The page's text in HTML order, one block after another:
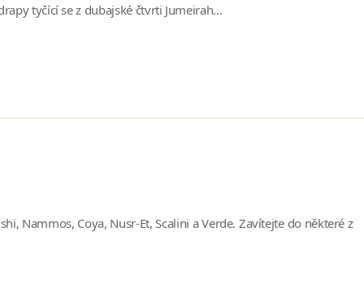
tyčící se z dubajské čtvrti Jumeirah...
Nammos, Coya, Nusr-Et, Scalini a Verde. Zavítejte do některé z